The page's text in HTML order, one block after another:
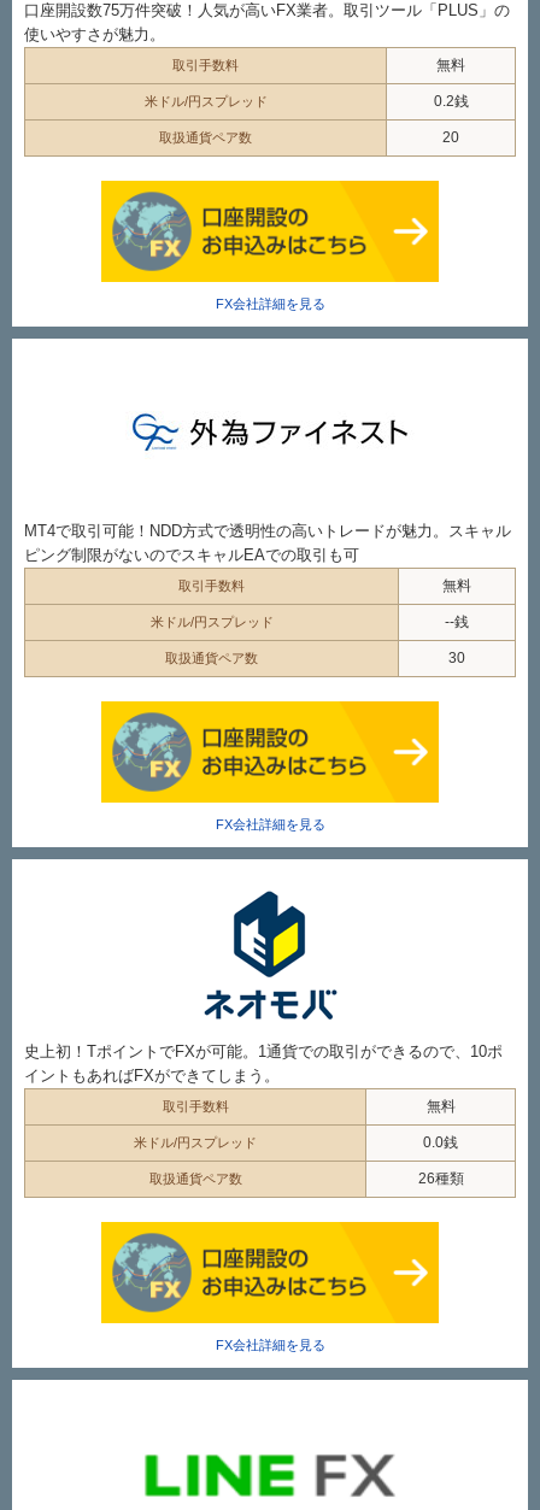
口座開設数75万件突破！人気が高いFX業者。取引ツール「PLUS」の
使いやすさが魅力。
取引手数料 無料
米ドル/円スプレッド 0.2銭
取扱通貨ペア数 20
FX会社詳細を見る
MT4で取引可能！NDD方式で透明性の高いトレードが魅力。スキャル
ピング制限がないのでスキャルEAでの取引も可
取引手数料 無料
米ドル/円スプレッド --銭
取扱通貨ペア数 30
FX会社詳細を見る
史上初！TポイントでFXが可能。1通貨での取引ができるので、10ポ
イントもあればFXができてしまう。
取引手数料 無料
米ドル/円スプレッド 0.0銭
取扱通貨ペア数 26種類
FX会社詳細を見る